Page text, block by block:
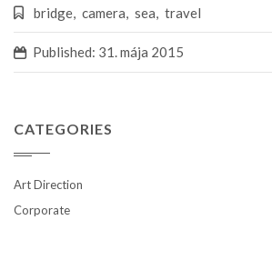
bridge, camera, sea, travel
Published: 31. mája 2015
CATEGORIES
Art Direction
Corporate